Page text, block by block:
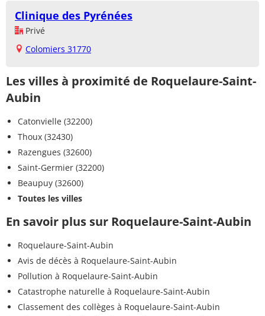
Clinique des Pyrénées
Privé
Colomiers 31770
Les villes à proximité de Roquelaure-Saint-
Aubin
Catonvielle (32200)
Thoux (32430)
Razengues (32600)
Saint-Germier (32200)
Beaupuy (32600)
Toutes les villes
En savoir plus sur Roquelaure-Saint-Aubin
Roquelaure-Saint-Aubin
Avis de décès à Roquelaure-Saint-Aubin
Pollution à Roquelaure-Saint-Aubin
Catastrophe naturelle à Roquelaure-Saint-Aubin
Classement des collèges à Roquelaure-Saint-Aubin